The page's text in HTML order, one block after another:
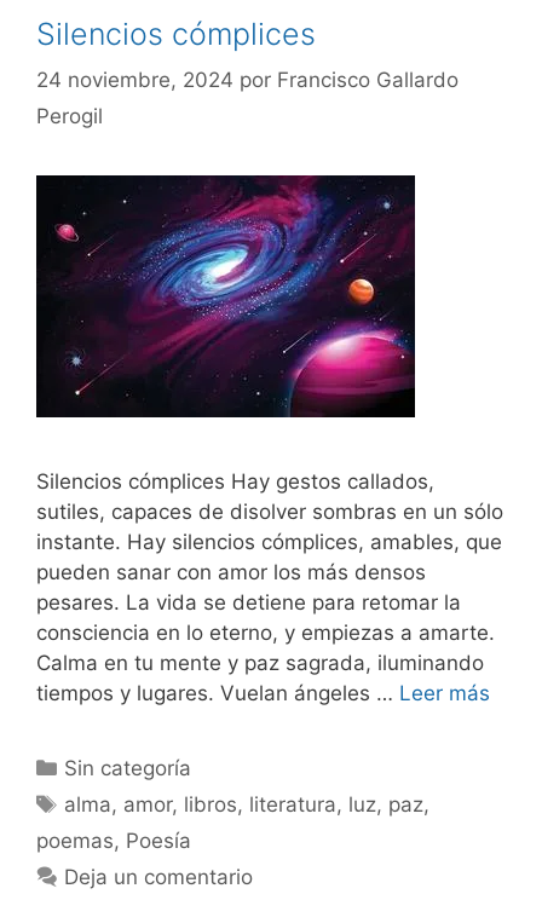
Silencios cómplices
24 noviembre, 2024 por Francisco Gallardo
Perogil
Silencios cómplices Hay gestos callados,
sutiles, capaces de disolver sombras en un sólo
instante. Hay silencios cómplices, amables, que
pueden sanar con amor los más densos
pesares. La vida se detiene para retomar la
consciencia en lo eterno, y empiezas a amarte.
Calma en tu mente y paz sagrada, iluminando
tiempos y lugares. Vuelan ángeles … Leer más
Sin categoría
alma, amor, libros, literatura, luz, paz,
poemas, Poesía
Deja un comentario